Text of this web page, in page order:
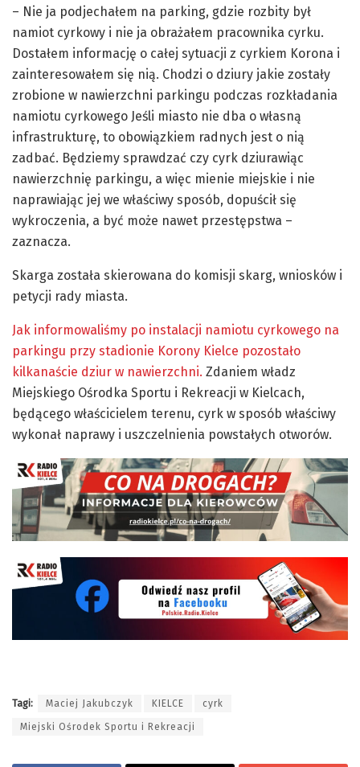
– Nie ja podjechałem na parking, gdzie rozbity był
namiot cyrkowy i nie ja obrażałem pracownika cyrku.
Dostałem informację o całej sytuacji z cyrkiem Korona i
zainteresowałem się nią. Chodzi o dziury jakie zostały
zrobione w nawierzchni parkingu podczas rozkładania
namiotu cyrkowego Jeśli miasto nie dba o własną
infrastrukturę, to obowiązkiem radnych jest o nią
zadbać. Będziemy sprawdzać czy cyrk dziurawiąc
nawierzchnię parkingu, a więc mienie miejskie i nie
naprawiając jej we właściwy sposób, dopuścił się
wykroczenia, a być może nawet przestępstwa –
zaznacza.
Skarga została skierowana do komisji skarg, wniosków i
petycji rady miasta.
Jak informowaliśmy po instalacji namiotu cyrkowego na
parkingu przy stadionie Korony Kielce pozostało
kilkanaście dziur w nawierzchni. Zdaniem władz
Miejskiego Ośrodka Sportu i Rekreacji w Kielcach,
będącego właścicielem terenu, cyrk w sposób właściwy
wykonał naprawy i uszczelnienia powstałych otworów.
Tagi: Maciej Jakubczyk KIELCE cyrk
Miejski Ośrodek Sportu i Rekreacji